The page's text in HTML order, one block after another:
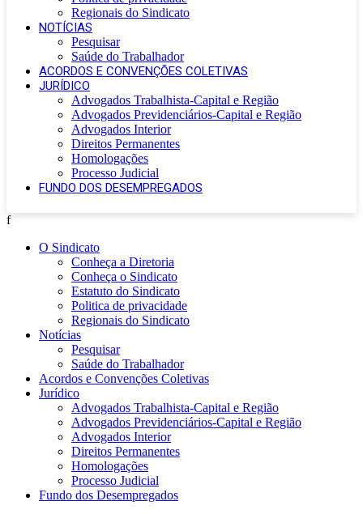
Regionais do Sindicato
NOTÍCIAS
Pesquisar
Saúde do Trabalhador
ACORDOS E CONVENÇÕES COLETIVAS
JURÍDICO
Advogados Trabalhista-Capital e Região
Advogados Previdenciários-Capital e Região
Advogados Interior
Direitos Permanentes
Homologações
Processo Judicial
FUNDO DOS DESEMPREGADOS
f
O Sindicato
Conheça a Diretoria
Conheça o Sindicato
Estatuto do Sindicato
Politica de privacidade
Regionais do Sindicato
Notícias
Pesquisar
Saúde do Trabalhador
Acordos e Convenções Coletivas
Jurídico
Advogados Trabalhista-Capital e Região
Advogados Previdenciários-Capital e Região
Advogados Interior
Direitos Permanentes
Homologações
Processo Judicial
Fundo dos Desempregados